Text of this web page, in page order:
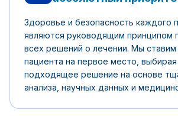
Здоровье и безопасность каждого
являются руководящим принципом
всех решений о лечении. Мы
пациента на первое место,
подходящее решение на основе
анализа, научных данных и